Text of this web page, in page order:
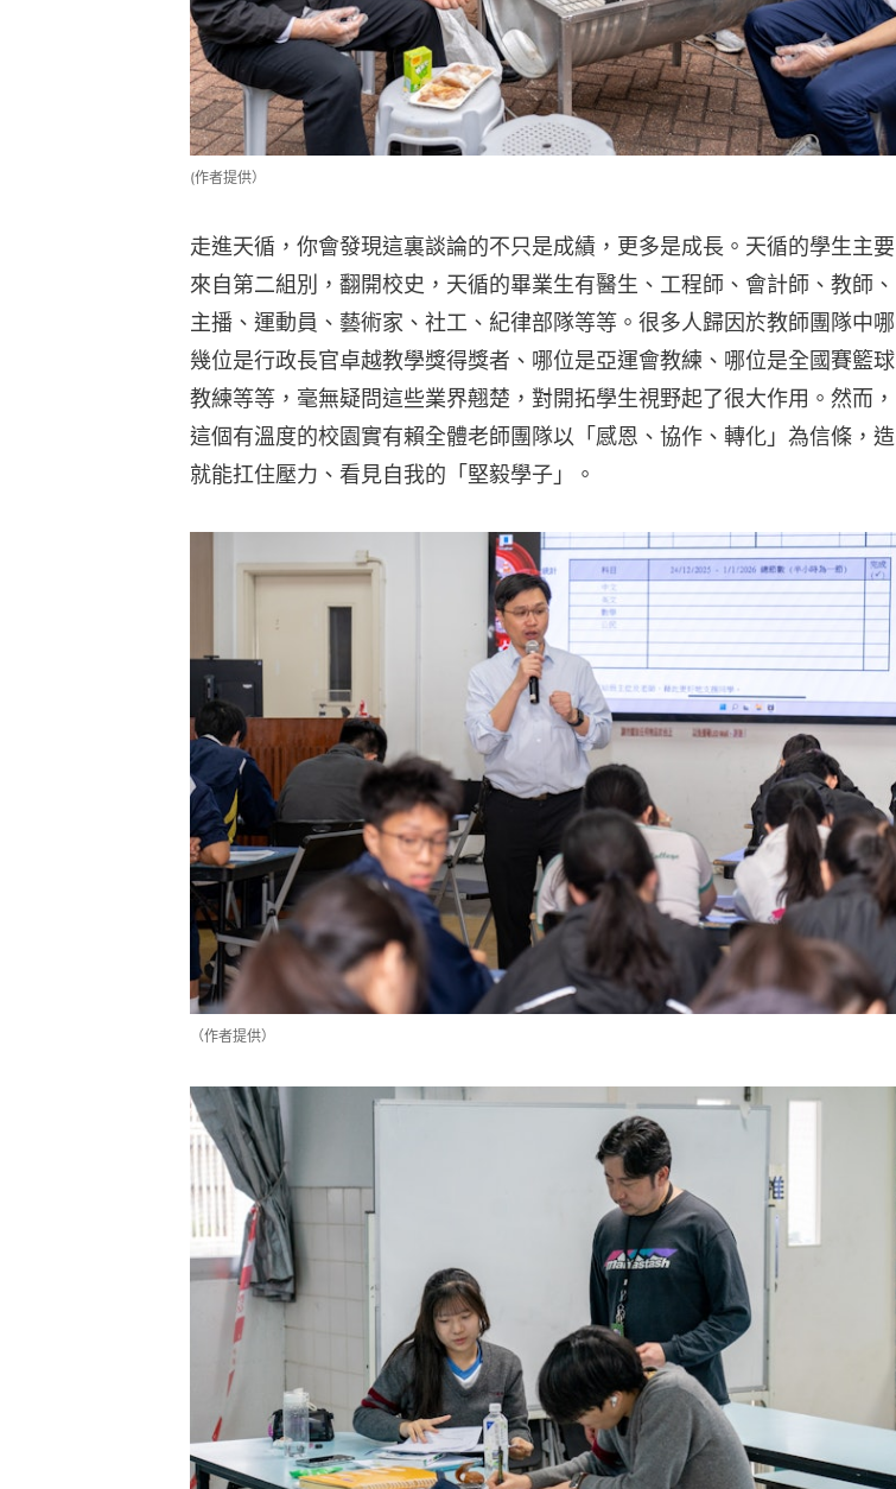
(作者提供）
走進天循，你會發現這裏談論的不只是成績，更多是成長。天循的學生主要
來自第二組別，翻開校史，天循的畢業生有醫生、工程師、會計師、教師、
主播、運動員、藝術家、社工、紀律部隊等等。很多人歸因於教師團隊中哪
幾位是行政長官卓越教學獎得獎者、哪位是亞運會教練、哪位是全國賽籃球
教練等等，毫無疑問這些業界翹楚，對開拓學生視野起了很大作用。然而，
這個有溫度的校園實有賴全體老師團隊以「感恩、協作、轉化」為信條，造
就能扛住壓力、看見自我的「堅毅學子」。
（作者提供）